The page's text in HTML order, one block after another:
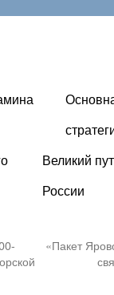
Великий
России
«Пакет